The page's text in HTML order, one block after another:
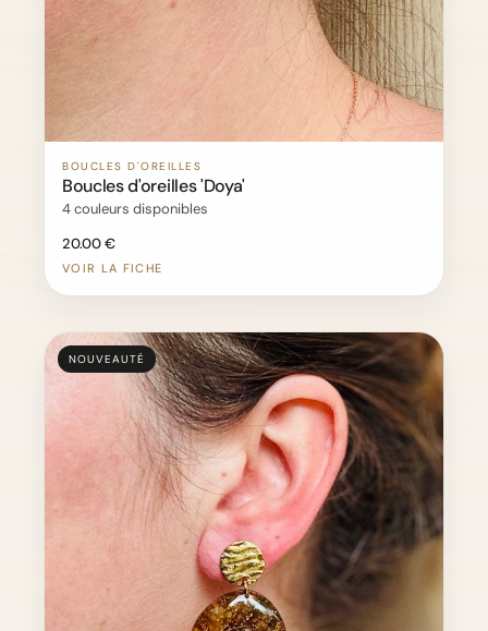
BOUCLES D'OREILLES
Boucles d'oreilles 'Doya'
4 couleurs disponibles
20.00 €
VOIR LA FICHE
NOUVEAUTÉ